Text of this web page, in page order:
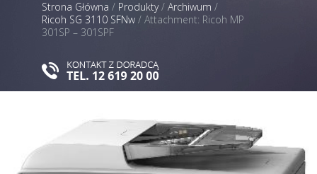
Strona Główna / Produkty/ Archiwum /
Ricoh SG 3110 SFNw / Attachment: Ricoh MP
301SP – 301SPF